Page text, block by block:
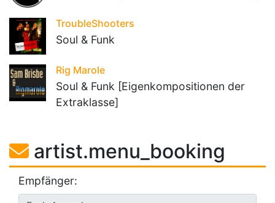
TroubleShooters
Soul & Funk
Rig Marole
Soul & Funk [Eigenkompositionen der
Extraklasse]
artist.menu_booking
Empfänger: